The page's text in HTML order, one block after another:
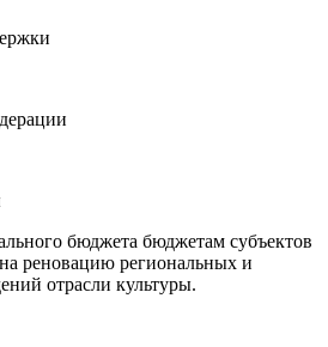
бюджета бюджетам субъектов
реновацию региональных и
отрасли культуры.